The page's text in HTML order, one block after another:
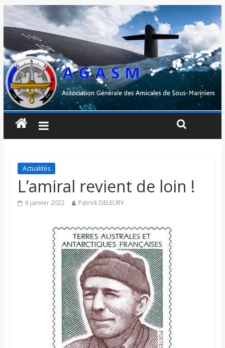
Actualités
L’amiral revient de loin !
6 janvier 2022 Patrick DELEURY